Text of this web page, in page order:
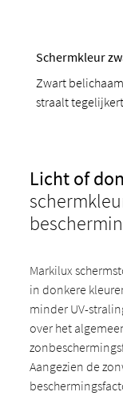
Schermkleur
Zwart
straalt
Licht of
Markilux
in donkere
minder UV-
over het
Aangezien de